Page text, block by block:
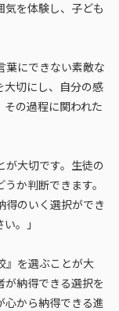
を体験し、子ども
葉にできない素敵な
大切にし、自分の感
の過程に関われた
が大切です。生徒の
か判断できます。
得のいく選択ができ
。」
』を選ぶことが大
が納得できる選択を
心から納得できる進